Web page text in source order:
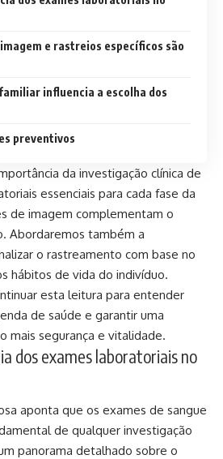
e rastreios específicos são
influencia a escolha dos
preventivos
da investigação clínica de
essenciais para cada fase da
de imagem complementam o
Abordaremos também a
o rastreamento com base no
hábitos de vida do indivíduo.
esta leitura para entender
de saúde e garantir uma
mais segurança e vitalidade.
dos exames laboratoriais no
aponta que os exames de sangue
de qualquer investigação
panorama detalhado sobre o